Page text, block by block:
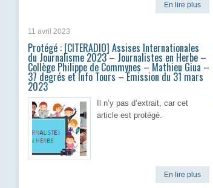
En lire plus
11 avril 2023
Protégé : [CITERADIO] Assises Internationales
du Journalisme 2023 – Journalistes en Herbe –
Collège Philippe de Commynes – Mathieu Giua –
37 degrés et Info Tours – Émission du 31 mars
2023
Il n’y pas d’extrait, car cet
article est protégé.
En lire plus